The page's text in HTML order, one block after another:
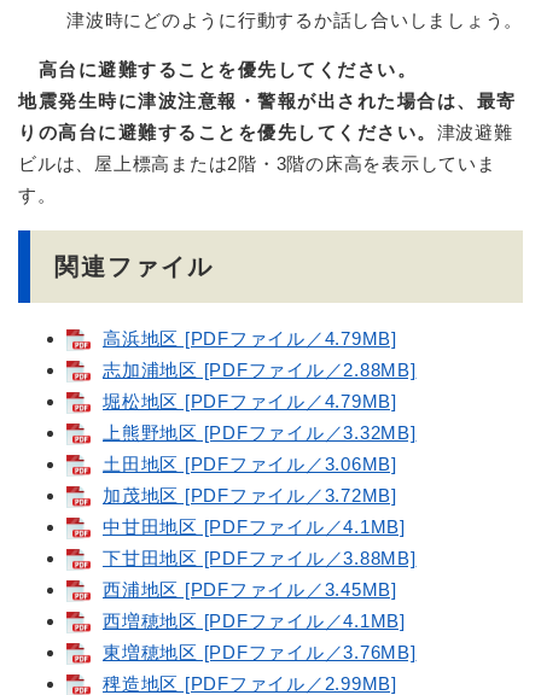
津波時にどのように行動するか話し合いしましょう。
高台に避難することを優先してください。
地震発生時に津波注意報・警報が出された場合は、最寄
りの高台に避難することを優先してください。 津波避難
ビルは、屋上標高または2階・3階の床高を表示していま
す。
関連ファイル
高浜地区 [PDFファイル／4.79MB]
志加浦地区 [PDFファイル／2.88MB]
堀松地区 [PDFファイル／4.79MB]
上熊野地区 [PDFファイル／3.32MB]
土田地区 [PDFファイル／3.06MB]
加茂地区 [PDFファイル／3.72MB]
中甘田地区 [PDFファイル／4.1MB]
下甘田地区 [PDFファイル／3.88MB]
西浦地区 [PDFファイル／3.45MB]
西増穂地区 [PDFファイル／4.1MB]
東増穂地区 [PDFファイル／3.76MB]
稗造地区 [PDFファイル／2.99MB]